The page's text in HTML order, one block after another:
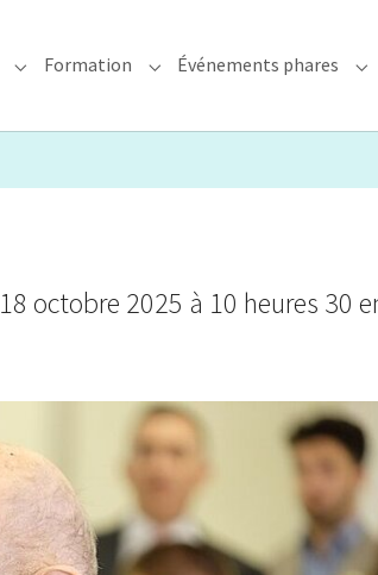
& Pastorale"
Submenu for "Solidarité"
Formation Submenu for "Formation"
Événements phares
octobre 2025 à 10 heures 30